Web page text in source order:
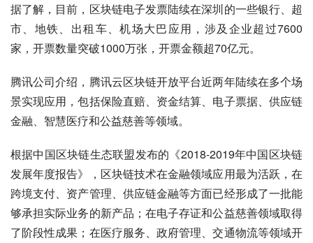
据了解，目前，区块链电子发票陆续在深圳的一些银行、超
市、地铁、出租车、机场大巴应用，涉及企业超过7600
家，开票数量突破1000万张，开票金额超70亿元。
腾讯公司介绍，腾讯云区块链开放平台近两年陆续在多个场
景实现应用，包括保险直赔、资金结算、电子票据、供应链
金融、智慧医疗和公益慈善等领域。
根据中国区块链生态联盟发布的《2018-2019年中国区块链
发展年度报告》，区块链技术在金融领域应用最为活跃，在
跨境支付、资产管理、供应链金融等方面已经形成了一批能
够承担实际业务的新产品；在电子存证和公益慈善领域取得
了阶段性成果；在医疗服务、政府管理、交通物流等领域开